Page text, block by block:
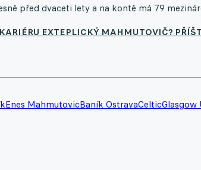
před dvaceti lety a na kontě má 79
EXTEPLICKÝ MAHMUTOVIČ?
Enes MahmutovicBaník OstravaCelticGlasgow